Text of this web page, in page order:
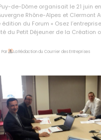
de-Dôme organisait le 21 juin
Rhône-Alpes et Clermont
édition du Forum « Osez
du Petit Déjeuner de la Création
Par La Rédaction du Courrier des Entreprises